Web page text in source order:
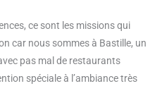
ce sont les missions qui
car nous sommes à Bastille, un
pas mal de restaurants
spéciale à l’ambiance très